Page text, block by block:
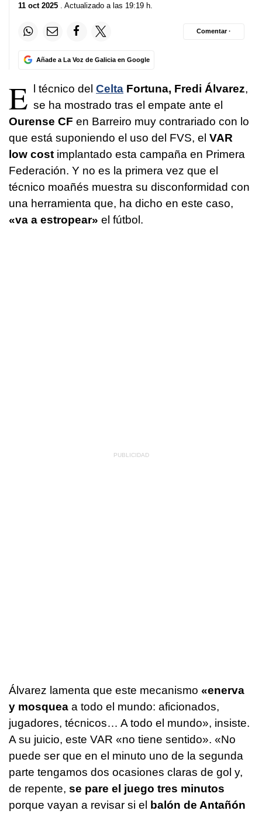
11 oct 2025 . Actualizado a las 19:19 h.
Añade a La Voz de Galicia en Google
Comentar ·
E l técnico del Celta Fortuna, Fredi Álvarez,
se ha mostrado tras el empate ante el
Ourense CF en Barreiro muy contrariado con lo
que está suponiendo el uso del FVS, el VAR
low cost implantado esta campaña en Primera
Federación. Y no es la primera vez que el
técnico moañés muestra su disconformidad con
una herramienta que, ha dicho en este caso,
«va a estropear» el fútbol.
Álvarez lamenta que este mecanismo «enerva
y mosquea a todo el mundo: aficionados,
jugadores, técnicos… A todo el mundo», insiste.
A su juicio, este VAR «no tiene sentido». «No
puede ser que en el minuto uno de la segunda
parte tengamos dos ocasiones claras de gol y,
de repente, se pare el juego tres minutos
porque vayan a revisar si el balón de Antañón